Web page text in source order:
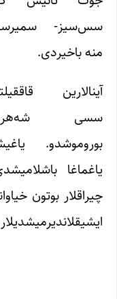
سس‌سیز- سمیرسیز
منه باخیردی.
آینالارین قاققیلتی
سسی شه‌هری
بوروموشدو. یاغیش
یاغماغا باشلامیشدی.
چیراقلار بوتون خیاوانی
ایشیقلاندیرمیشدیلار…